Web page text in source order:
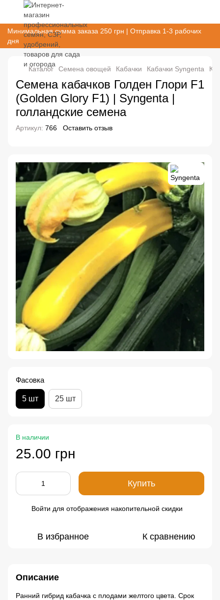
Минимальная сумма заказа 250 грн | Отправка 1-3 рабочих
дня
Каталог Семена овощей Кабачки Кабачки Syngenta
Семена кабачков Голден Глори F1
(Golden Glory F1) | Syngenta |
голландские семена
Артикул: 766 Оставить отзыв
Фасовка
5 шт 25 шт
В наличии
25.00 грн
Купить
Войти для отображения накопительной скидки
В избранное К сравнению
Описание
Ранний гибрид кабачка с плодами желтого цвета. Срок